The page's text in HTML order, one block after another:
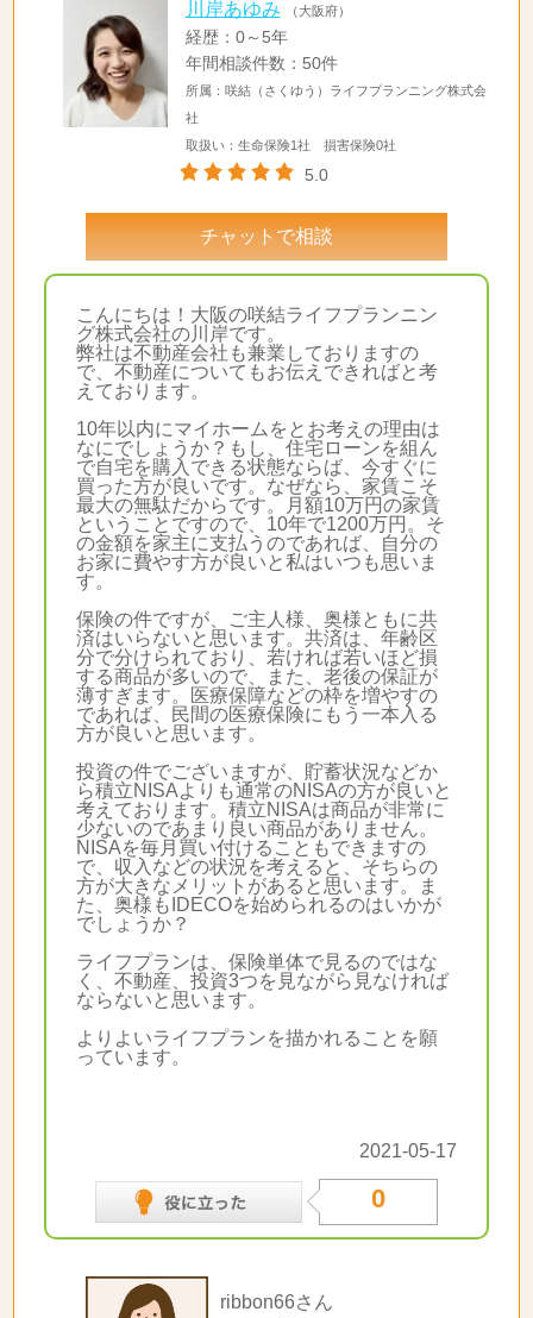
川岸あゆみ （大阪府）
経歴：0～5年
年間相談件数：50件
所属：咲結（さくゆう）ライフプランニング株式会
社
取扱い：生命保険1社 損害保険0社
5.0
チャットで相談
こんにちは！大阪の咲結ライフプランニン
グ株式会社の川岸です。
弊社は不動産会社も兼業しておりますの
で、不動産についてもお伝えできればと考
えております。
10年以内にマイホームをとお考えの理由は
なにでしょうか？もし、住宅ローンを組ん
で自宅を購入できる状態ならば、今すぐに
買った方が良いです。なぜなら、家賃こそ
最大の無駄だからです。月額10万円の家賃
ということですので、10年で1200万円。そ
の金額を家主に支払うのであれば、自分の
お家に費やす方が良いと私はいつも思いま
す。
保険の件ですが、ご主人様、奥様ともに共
済はいらないと思います。共済は、年齢区
分で分けられており、若ければ若いほど損
する商品が多いので、また、老後の保証が
薄すぎます。医療保障などの枠を増やすの
であれば、民間の医療保険にもう一本入る
方が良いと思います。
投資の件でございますが、貯蓄状況などか
ら積立NISAよりも通常のNISAの方が良いと
考えております。積立NISAは商品が非常に
少ないのであまり良い商品がありません。
NISAを毎月買い付けることもできますの
で、収入などの状況を考えると、そちらの
方が大きなメリットがあると思います。ま
た、奥様もIDECOを始められるのはいかが
でしょうか？
ライフプランは、保険単体で見るのではな
く、不動産、投資3つを見ながら見なければ
ならないと思います。
よりよいライフプランを描かれることを願
っています。
2021-05-17
0
ribbon66さん